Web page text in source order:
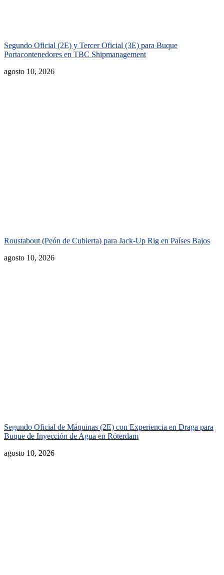
Segundo Oficial (2E) y Tercer Oficial (3E) para Buque
Portacontenedores en TBC Shipmanagement
agosto 10, 2026
Roustabout (Peón de Cubierta) para Jack-Up Rig en Países Bajos
agosto 10, 2026
Segundo Oficial de Máquinas (2E) con Experiencia en Draga para
Buque de Inyección de Agua en Róterdam
agosto 10, 2026